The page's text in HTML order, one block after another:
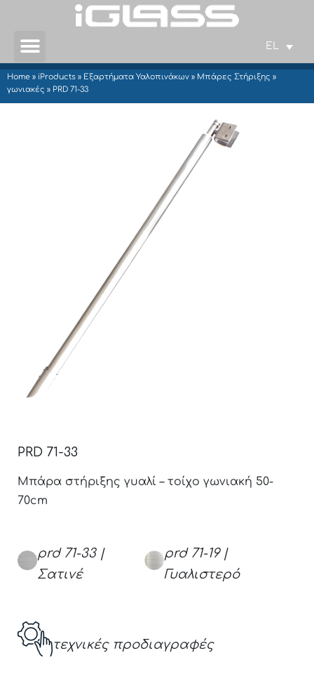
EL
Home » iProducts » Εξαρτήματα Υαλοπινάκων » Μπάρες Στήριξης »
γωνιακές » PRD 71-33
PRD 71-33
Μπάρα στήριξης γυαλί – τοίχο γωνιακή 50-
70cm
prd 71-33 |
Σατινέ
prd 71-19 |
Γυαλιστερό
τεχνικές προδιαγραφές